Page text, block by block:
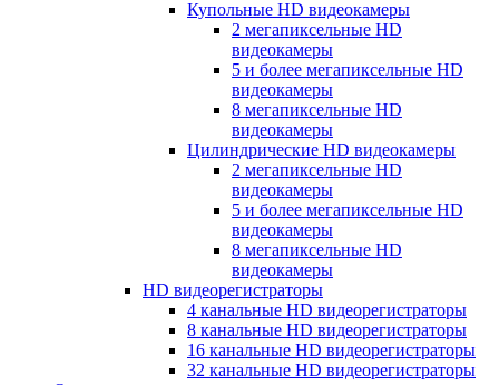
Купольные HD видеокамеры
2 мегапиксельные HD
видеокамеры
5 и более мегапиксельные HD
видеокамеры
8 мегапиксельные HD
видеокамеры
Цилиндрические HD видеокамеры
2 мегапиксельные HD
видеокамеры
5 и более мегапиксельные HD
видеокамеры
8 мегапиксельные HD
видеокамеры
HD видеорегистраторы
4 канальные HD видеорегистраторы
8 канальные HD видеорегистраторы
16 канальные HD видеорегистраторы
32 канальные HD видеорегистраторы